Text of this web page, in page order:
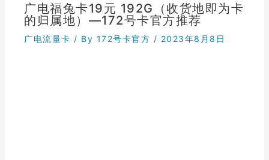
广电福兔卡19元 192G（收货地即为卡
的归属地）—172号卡官方推荐
广电流量卡 / By 172号卡官方 / 2023年8月8日